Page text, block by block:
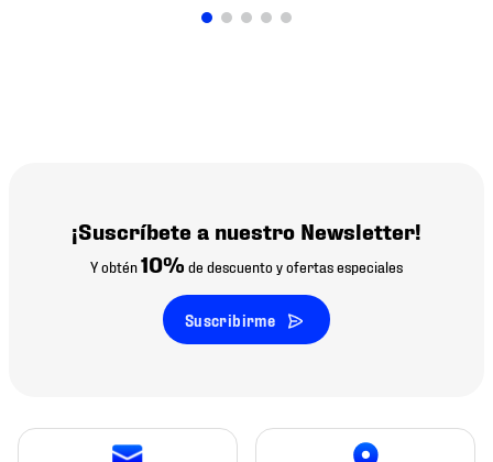
¡Suscríbete a nuestro Newsletter!
Y obtén10% de descuento y ofertas especiales
Suscribirme